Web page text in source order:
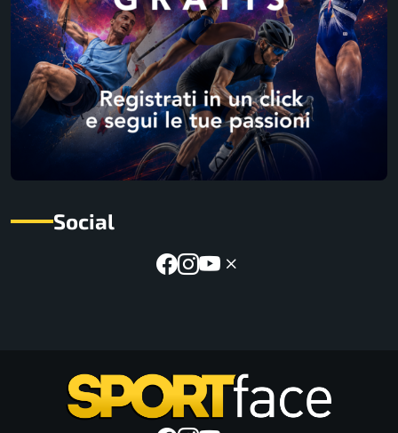
Social